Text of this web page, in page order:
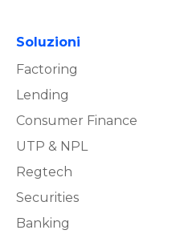
Soluzioni
Factoring
Lending
Consumer Finance
UTP & NPL
Regtech
Securities
Banking